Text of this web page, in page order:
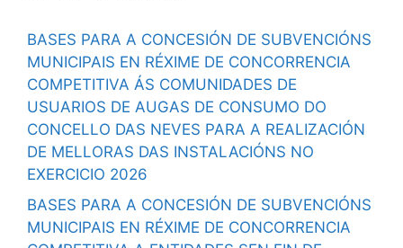
BASES PARA A CONCESIÓN DE SUBVENCIÓNS
MUNICIPAIS EN RÉXIME DE CONCORRENCIA
COMPETITIVA ÁS COMUNIDADES DE
USUARIOS DE AUGAS DE CONSUMO DO
CONCELLO DAS NEVES PARA A REALIZACIÓN
DE MELLORAS DAS INSTALACIÓNS NO
EXERCICIO 2026
BASES PARA A CONCESIÓN DE SUBVENCIÓNS
MUNICIPAIS EN RÉXIME DE CONCORRENCIA